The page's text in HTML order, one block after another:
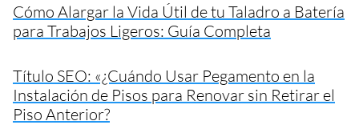
Cómo Alargar la Vida Útil de tu Taladro a Batería
para Trabajos Ligeros: Guía Completa
Título SEO: «¿Cuándo Usar Pegamento en la
Instalación de Pisos para Renovar sin Retirar el
Piso Anterior?